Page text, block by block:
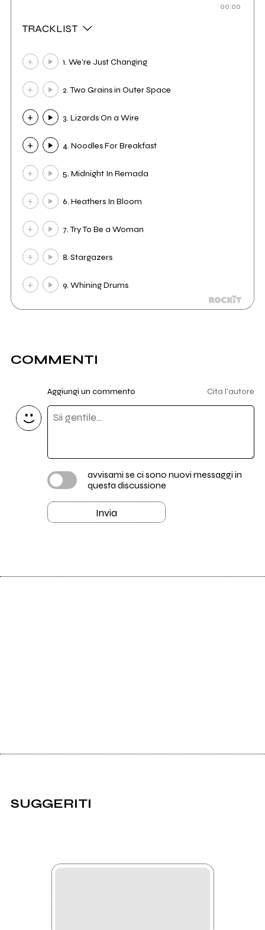
00:00
TRACKLIST
1. We're Just Changing
2. Two Grains in Outer Space
3. Lizards On a Wire
4. Noodles For Breakfast
5. Midnight In Remada
6. Heathers In Bloom
7. Try To Be a Woman
8. Stargazers
9. Whining Drums
COMMENTI
Aggiungi un commento Cita l'autore
avvisami se ci sono nuovi messaggi in
questa discussione
Invia
SUGGERITI